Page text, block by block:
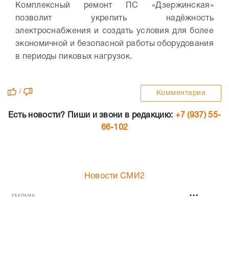
Комплексный ремонт ПС «Дзержинская»
позволит укрепить надёжность
электроснабжения и создать условия для более
экономичной и безопасной работы оборудования
в периоды пиковых нагрузок.
/ Комментарии
Есть новости? Пиши и звони в редакцию: +7 (937) 55-
66-102
Новости СМИ2
РЕКЛАМА